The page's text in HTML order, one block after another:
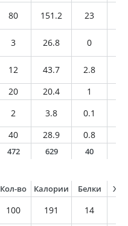
80 151.2 23
3 26.8 0
12 43.7 2.8
20 20.4 1
2 3.8 0.1
40 28.9 0.8
472 629 40
Кол-во Калории Белки
100 191 14